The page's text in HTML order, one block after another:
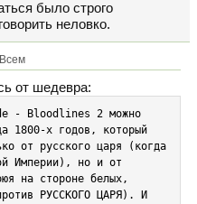
было строго
неловко.
от шедевра:
- Bloodlines 2 можно
1800-х годов, который
от русского царя (когда
Империи), но и от
на стороне белых,
РУССКОГО ЦАРЯ). И